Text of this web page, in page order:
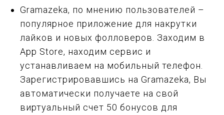
Gramazeka, по мнению пользователей –
популярное приложение для накрутки
лайков и новых фолловеров. Заходим в
App Store, находим сервис и
устанавливаем на мобильный телефон.
Зарегистрировавшись на Gramazeka, Вы
автоматически получаете на свой
виртуальный счет 50 бонусов для